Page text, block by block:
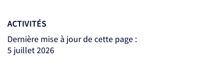
ACTIVITÉS
Dernière mise à jour de cette page :
5 juillet 2026